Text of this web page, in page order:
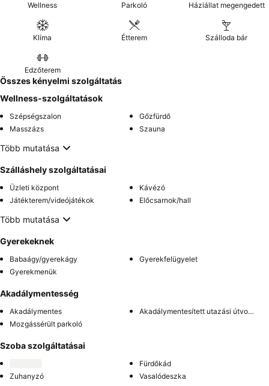
Wellness Parkoló Háziállat megengedett
Klíma Étterem Szálloda bár
Edzőterem
Összes kényelmi szolgáltatás
Wellness-szolgáltatások
Szépségszalon
Gőzfürdő
Masszázs
Szauna
Több mutatása
Szálláshely szolgáltatásai
Üzleti központ
Kávézó
Játékterem/videójátékok
Előcsarnok/hall
Több mutatása
Gyerekeknek
Babaágy/gyerekágy
Gyerekfelügyelet
Gyerekmenük
Akadálymentesség
Akadálymentes
Akadálymentesített utazási útvonal
Mozgássérült parkoló
Szoba szolgáltatásai
Fürdőkád
Zuhanyzó
Vasalódeszka